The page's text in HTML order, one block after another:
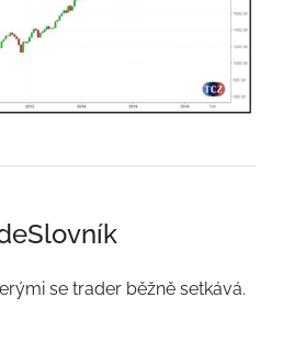
se trader běžně setkává.